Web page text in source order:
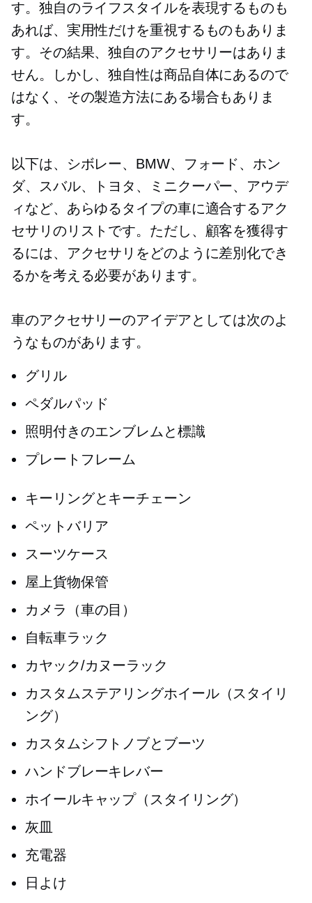
す。独自のライフスタイルを表現するものも
あれば、実用性だけを重視するものもありま
す。その結果、独自のアクセサリーはありま
せん。しかし、独自性は商品自体にあるので
はなく、その製造方法にある場合もありま
す。
以下は、シボレー、BMW、フォード、ホン
ダ、スバル、トヨタ、ミニクーパー、アウデ
ィなど、あらゆるタイプの車に適合するアク
セサリのリストです。ただし、顧客を獲得す
るには、アクセサリをどのように差別化でき
るかを考える必要があります。
車のアクセサリーのアイデアとしては次のよ
うなものがあります。
グリル
ペダルパッド
照明付きのエンブレムと標識
プレートフレーム
キーリングとキーチェーン
ペットバリア
スーツケース
屋上貨物保管
カメラ（車の目）
自転車ラック
カヤック/カヌーラック
カスタムステアリングホイール（スタイリ
ング）
カスタムシフトノブとブーツ
ハンドブレーキレバー
ホイールキャップ（スタイリング）
灰皿
充電器
日よけ